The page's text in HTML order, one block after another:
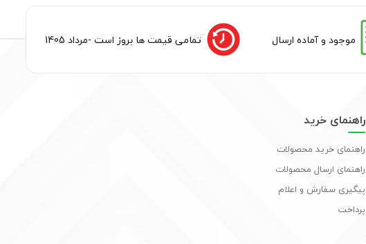
موجود و آماده ارسال تمامی قیمت ها بروز است -مرداد 1405
راهنمای خرید
راهنمای خرید محصولات
راهنمای ارسال محصولات
پیگیری سفارش و اعلام
پرداخت